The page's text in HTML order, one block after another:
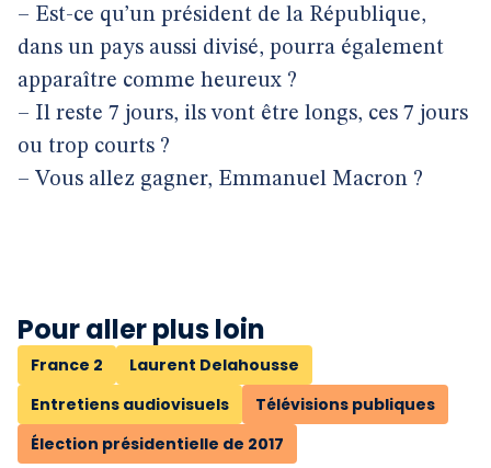
– Est-ce qu’un président de la République,
dans un pays aussi divisé, pourra également
apparaître comme heureux ?
– Il reste 7 jours, ils vont être longs, ces 7 jours
ou trop courts ?
– Vous allez gagner, Emmanuel Macron ?
Pour aller plus loin
France 2
Laurent Delahousse
Entretiens audiovisuels
Télévisions publiques
Élection présidentielle de 2017